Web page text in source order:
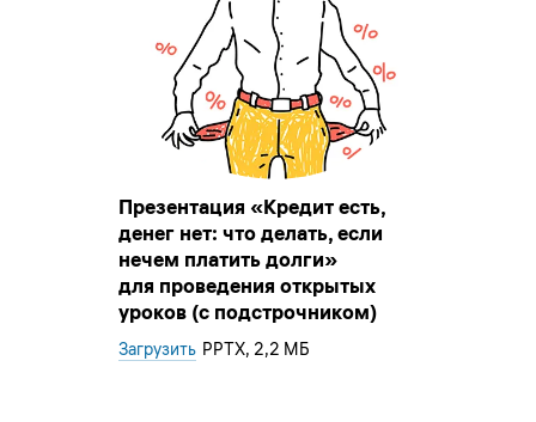
Презентация «Кредит есть,
денег нет: что делать, если
нечем платить долги»
для проведения открытых
уроков (с подстрочником)
Загрузить PPTX, 2,2 МБ